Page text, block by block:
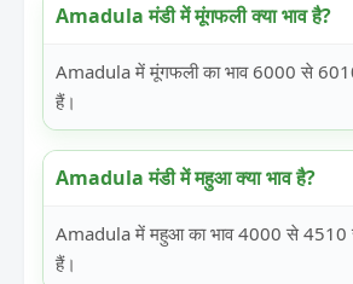
Amadula मंडी में मूंगफली क्या भाव है?
Amadula में मूंगफली का भाव 6000 से
हैं।
Amadula मंडी में महुआ क्या भाव है?
Amadula में महुआ का भाव 4000 से 4510
हैं।